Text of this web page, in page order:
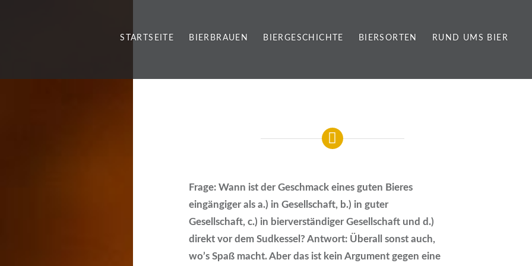
STARTSEITE BIERBRAUEN BIERGESCHICHTE BIERSORTEN RUND UMS BIER
Frage: Wann ist der Geschmack eines guten Bieres
eingängiger als a.) in Gesellschaft, b.) in guter
Gesellschaft, c.) in bierverständiger Gesellschaft und d.)
direkt vor dem Sudkessel? Antwort: Überall sonst auch,
wo’s Spaß macht. Aber das ist kein Argument gegen eine